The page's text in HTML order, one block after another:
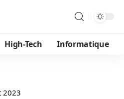
High-Tech Informatique
2023